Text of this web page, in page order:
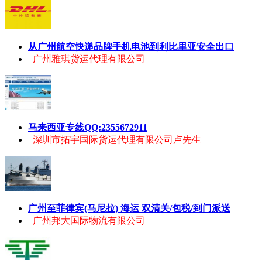
从广州航空快递品牌手机电池到利比里亚安全出口
广州雅琪货运代理有限公司
马来西亚专线QQ:2355672911
深圳市拓宇国际货运代理有限公司卢先生
广州至菲律宾(马尼拉) 海运 双清关/包税/到门派送
广州邦大国际物流有限公司